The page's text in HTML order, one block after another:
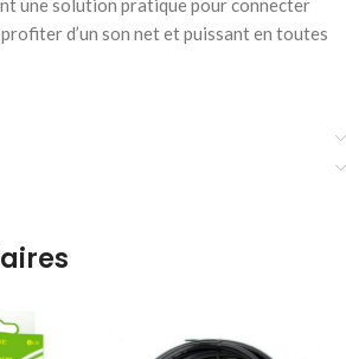
une solution pratique pour connecter
d’un son net et puissant en toutes